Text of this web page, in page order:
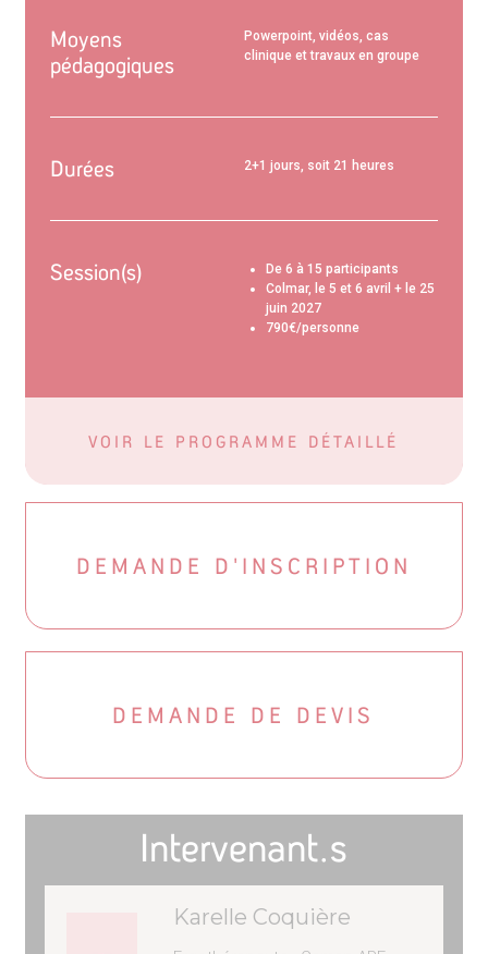
Moyens
pédagogiques
Powerpoint, vidéos, cas
clinique et travaux en groupe
Durées 2+1 jours, soit 21 heures
Session(s)
De 6 à 15 participants
Colmar, le 5 et 6 avril + le 25
juin 2027
790€/personne
VOIR LE PROGRAMME DÉTAILLÉ
DEMANDE D'INSCRIPTION
DEMANDE DE DEVIS
Intervenant.s
Karelle Coquière